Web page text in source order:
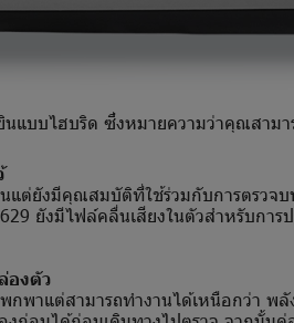
นแบบไฮบริด ซึ่งหมายความว่าคุณสา
แต่ยังมีคุณสมบัติที่ใช้ร่วมกับการตรวจ
ยังมีไฟล์คลื่นเสียงในตัวสำหรับกา
องตัว
กพาแต่สามารถทำงานได้เหนือกว่า